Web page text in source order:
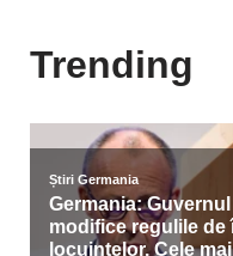
Trending